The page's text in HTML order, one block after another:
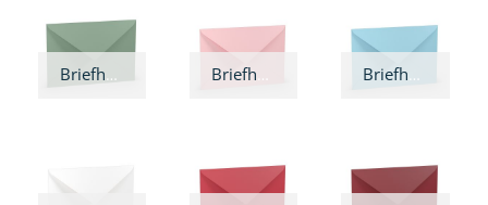
Briefhülle Eukalyptus Briefhülle Rosé Briefhülle Aqua